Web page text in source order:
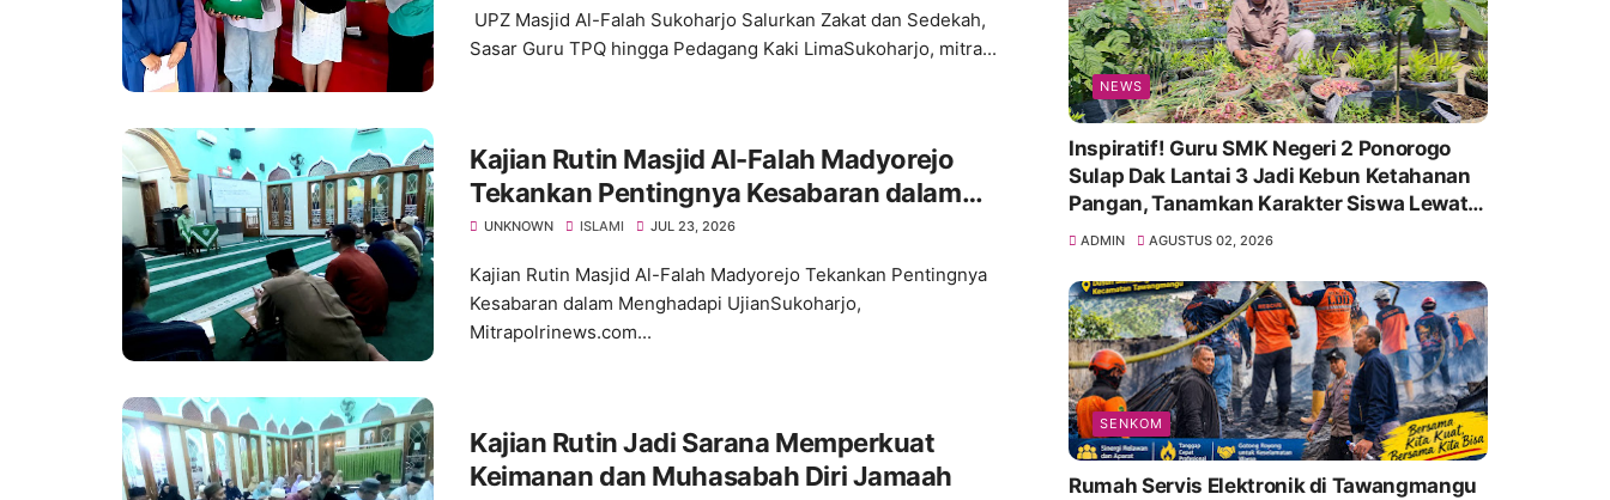
UPZ Masjid Al-Falah Sukoharjo Salurkan Zakat dan Sedekah,
Sasar Guru TPQ hingga Pedagang Kaki LimaSukoharjo, mitra...
Kajian Rutin Masjid Al-Falah Madyorejo
Tekankan Pentingnya Kesabaran dalam
Menghadapi Ujian
UNKNOWN ISLAMI JUL 23, 2026
Kajian Rutin Masjid Al-Falah Madyorejo Tekankan Pentingnya
Kesabaran dalam Menghadapi UjianSukoharjo,
Mitrapolrinews.com...
Kajian Rutin Jadi Sarana Memperkuat
Keimanan dan Muhasabah Diri Jamaah
NEWS
Inspiratif! Guru SMK Negeri 2 Ponorogo
Sulap Dak Lantai 3 Jadi Kebun Ketahanan
Pangan, Tanamkan Karakter Siswa Lewat
Aksi Nyata
ADMIN AGUSTUS 02, 2026
SENKOM
Rumah Servis Elektronik di Tawangmangu